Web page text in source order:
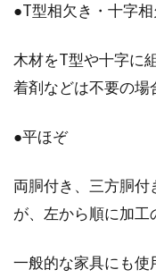
●T型相欠き・十字相
木材をT型や十字に
着剤などは不要の場
●平ほぞ
両胴付き、三方胴
が、左から順に加工
一般的な家具にも使